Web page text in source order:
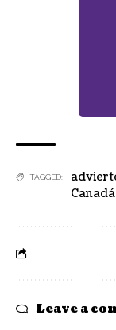
TAGGED:
Canadá
Leave a